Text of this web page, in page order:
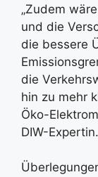
„Zudem
und die
die bessere
die
hin zu mehr
Öko-
DIW-Expertin.